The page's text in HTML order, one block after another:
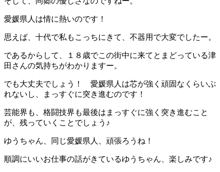
愛媛県人は情に熱いのです！
思えば、十代で私もこっちにきて、不器用で大変でしたー。
であるからして、１８歳でこの街中に来てとまどっている津
田さんの気持ちがわかりますー。
でも大丈夫でしょう！ 愛媛県人は芯が強く頑固なくらいぶ
れないし、まっすぐに突き進むのです！
芸能界も、格闘技界も最後はまっすぐに強く突き進むこと
が、残っていくことでしょう♪
ゆうちゃん、同じ愛媛県人、頑張ろうね！
順調にいいお仕事の話がきているゆうちゃん、楽しみです♪